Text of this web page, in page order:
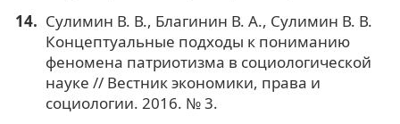
Сулимин В. В., Благинин В. А., Сулимин В. В.
Концептуальные подходы к пониманию
феномена патриотизма в социологической
науке // Вестник экономики, права и
социологии. 2016. № 3.